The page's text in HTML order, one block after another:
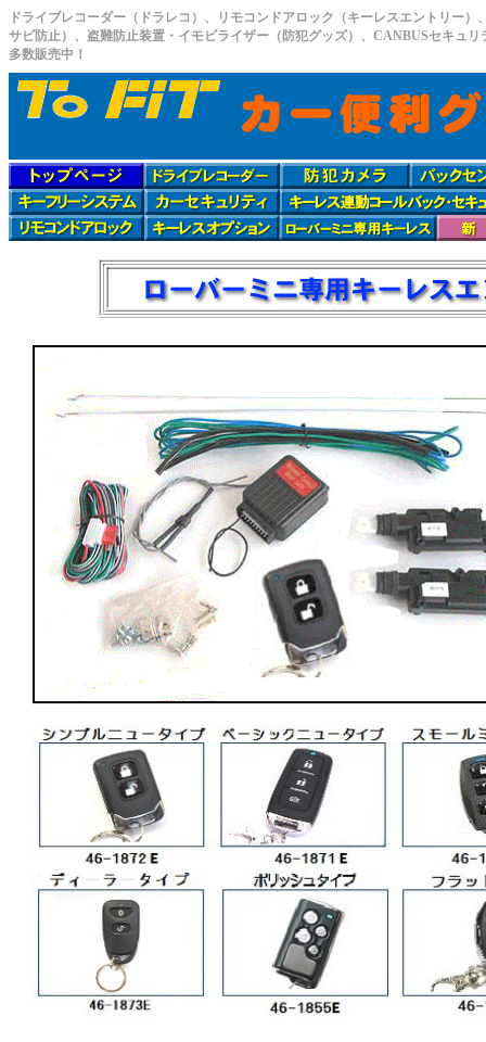
ドライブレコーダー（ドラレコ）、リモコンドアロック（キーレスエントリー
サビ防止）、盗難防止装置・イモビライザー（防犯グッズ）、CANBUSセキュ
多数販売中！